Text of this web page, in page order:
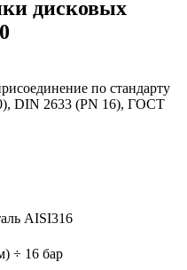
дисковых
по стандарту
DIN 2633 (PN 16), ГОСТ
AISI316
÷ 16 бар